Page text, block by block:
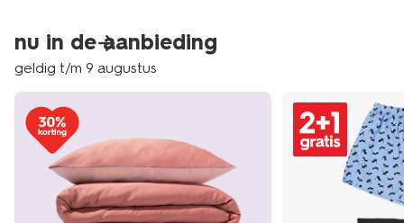
nu in de aanbieding
geldig t/m 9 augustus